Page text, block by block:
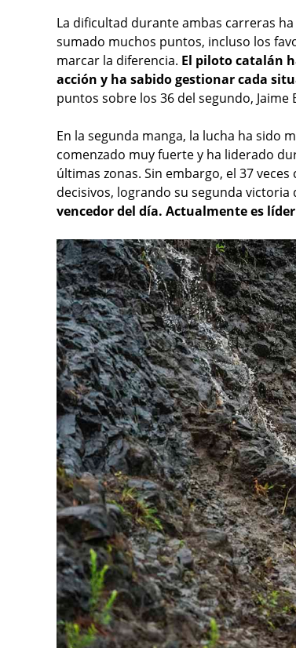
La dificultad durante ambas carreras
sumado muchos puntos, incluso los
marcar la diferencia. El piloto catalán
acción y ha sabido gestionar cada
puntos sobre los 36 del segundo,
En la segunda manga, la lucha ha sido
comenzado muy fuerte y ha liderado
últimas zonas. Sin embargo, el 37
decisivos, logrando su segunda victoria
vencedor del día. Actualmente es